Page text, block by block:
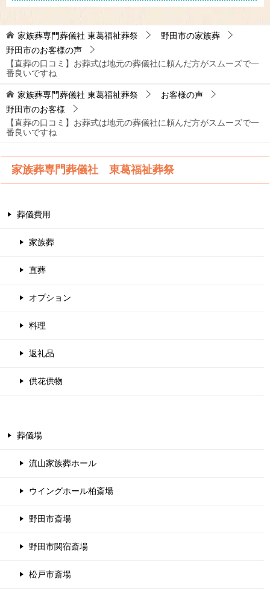
家族葬専門葬儀社 東葛福祉葬祭
野田市の家族葬
野田市のお客様の声
【直葬の口コミ】お葬式は地元の葬儀社に頼んだ方がスムーズで一
番良いですね
家族葬専門葬儀社 東葛福祉葬祭
お客様の声
野田市のお客様
【直葬の口コミ】お葬式は地元の葬儀社に頼んだ方がスムーズで一
番良いですね
家族葬専門葬儀社 東葛福祉葬祭
葬儀費用
家族葬
直葬
オプション
料理
返礼品
供花供物
葬儀場
流山家族葬ホール
ウイングホール柏斎場
野田市斎場
野田市関宿斎場
松戸市斎場